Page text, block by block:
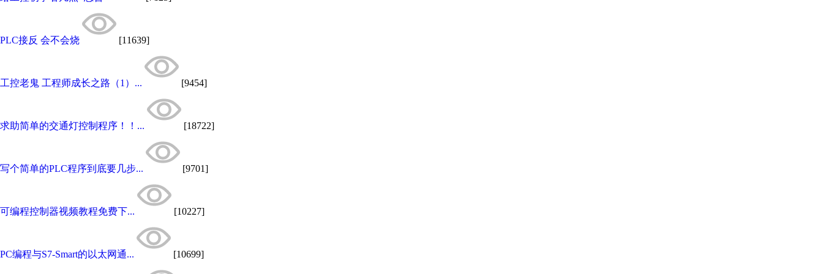
PLC接反 会不会烧 [11639]
工控老鬼 工程师成长之路（1）... [9454]
求助简单的交通灯控制程序！！... [18722]
写个简单的PLC程序到底要几步... [9701]
可编程控制器视频教程免费下... [10227]
PC编程与S7-Smart的以太网通... [10699]